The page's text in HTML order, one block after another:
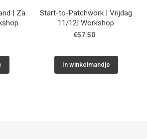
| Za
Start-to-Patchwork | Vrijdag
11/12| Workshop
€57.50
In winkelmandje